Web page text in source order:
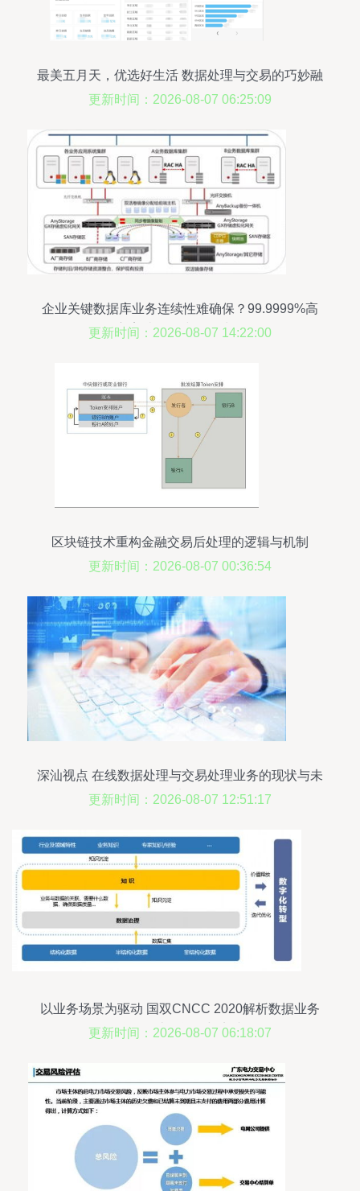
最美五月天，优选好生活 数据处理与交易的巧妙融
合
更新时间：2026-08-07 06:25:09
企业关键数据库业务连续性难确保？99.9999%高
可用方案破解在线数据处理难题
更新时间：2026-08-07 14:22:00
区块链技术重构金融交易后处理的逻辑与机制
更新时间：2026-08-07 00:36:54
深汕视点 在线数据处理与交易处理业务的现状与未
来
更新时间：2026-08-07 12:51:17
以业务场景为驱动 国双CNCC 2020解析数据业务
治理的迭代闭环与实践
更新时间：2026-08-07 06:18:07